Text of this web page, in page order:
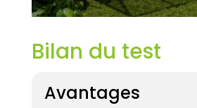
Bilan du test
Avantages